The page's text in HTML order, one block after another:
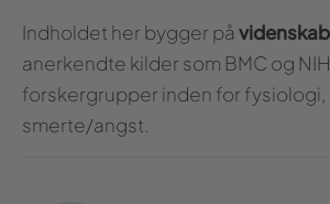
Indholdet her bygger på
anerkendte kilder som BMC og
forskergrupper inden for fysiologi,
smerte/angst.